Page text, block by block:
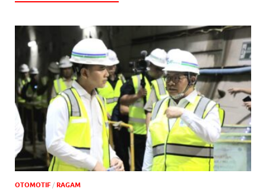
OTOMOTIF / ‎RAGAM